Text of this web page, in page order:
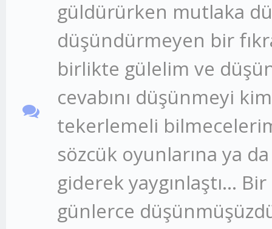
güldürürken mutlaka
düşündürmeyen bir
birlikte gülelim ve
cevabını düşünmeyi
tekerlemeli
sözcük oyunlarına ya
giderek yaygınlaştı...
günlerce